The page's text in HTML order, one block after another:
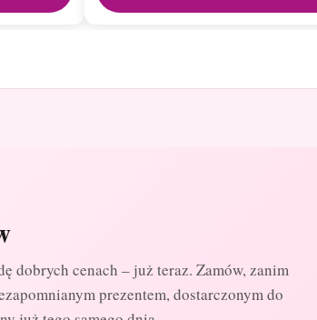
dobrych cenach – już teraz. Zamów, zanim
prezentem, dostarczonym do